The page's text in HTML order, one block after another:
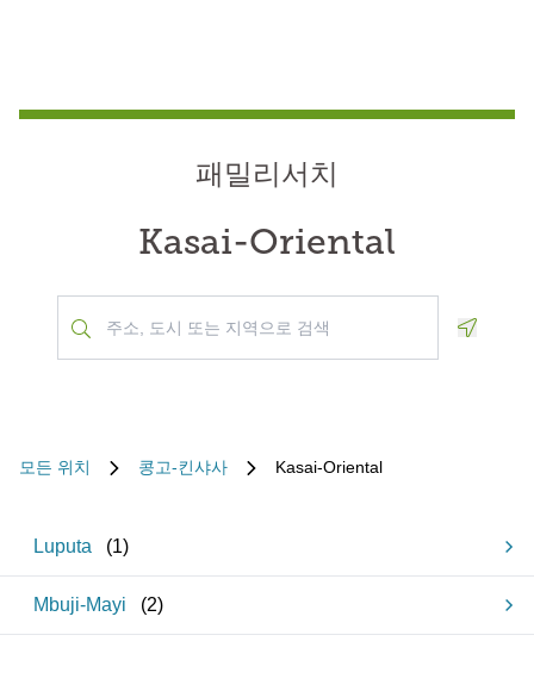
패밀리서치
Kasai-Oriental
모든 위치 콩고-킨샤사 Kasai-Oriental
Luputa (1)
Mbuji-Mayi (2)